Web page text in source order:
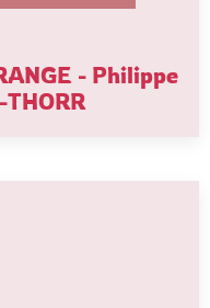
- Philippe